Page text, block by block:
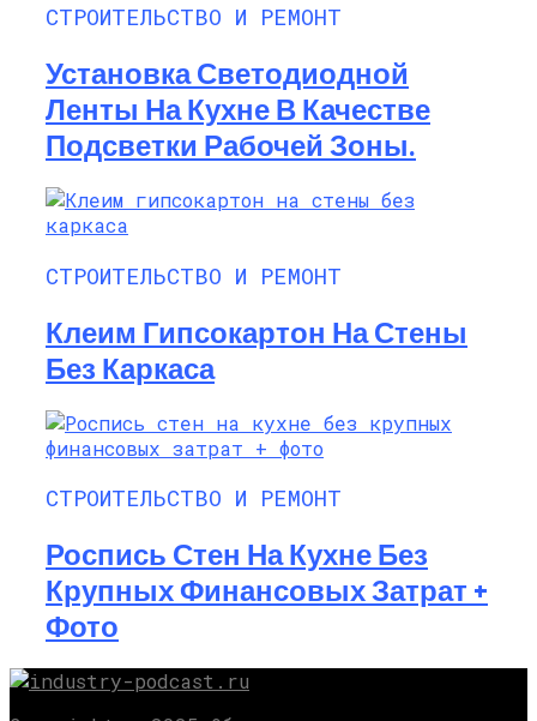
СТРОИТЕЛЬСТВО И РЕМОНТ
Установка Светодиодной
Ленты На Кухне В Качестве
Подсветки Рабочей Зоны.
СТРОИТЕЛЬСТВО И РЕМОНТ
Клеим Гипсокартон На Стены
Без Каркаса
СТРОИТЕЛЬСТВО И РЕМОНТ
Роспись Стен На Кухне Без
Крупных Финансовых Затрат +
Фото